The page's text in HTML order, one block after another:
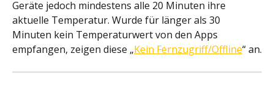
Geräte jedoch mindestens alle 20 Minuten ihre
aktuelle Temperatur. Wurde für länger als 30
Minuten kein Temperaturwert von den Apps
empfangen, zeigen diese „Kein Fernzugriff/Offline“ an.